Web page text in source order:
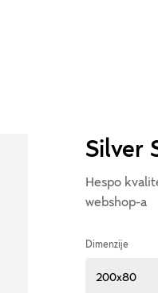
Silver
Hespo
webshop-a
Dimenzije
200x80